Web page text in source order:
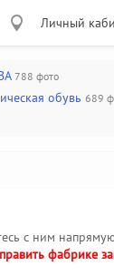
Личный
788 фото
обувь 689
с ним
фабрике